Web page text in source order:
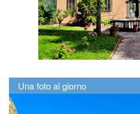
Una foto al giorno